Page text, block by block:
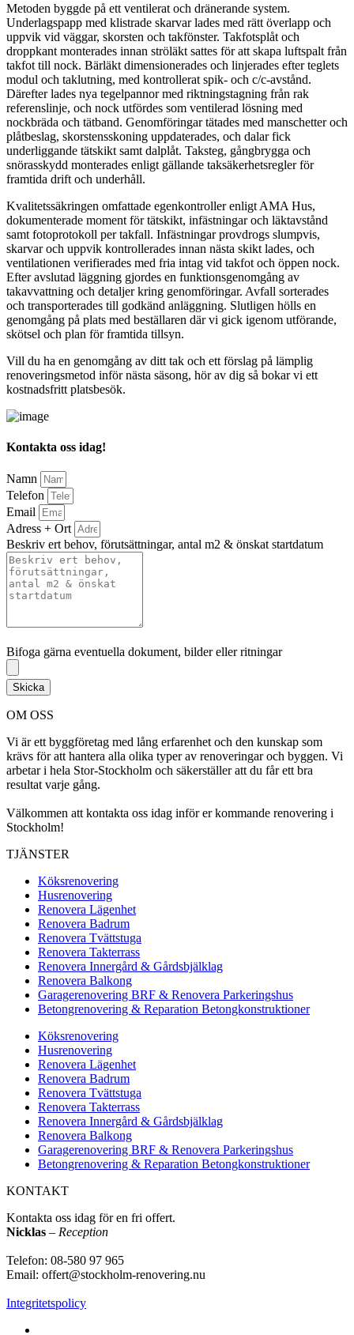
Metoden byggde på ett ventilerat och dränerande system.
Underlagspapp med klistrade skarvar lades med rätt överlapp och
uppvik vid väggar, skorsten och takfönster. Takfotsplåt och
droppkant monterades innan ströläkt sattes för att skapa luftspalt från
takfot till nock. Bärläkt dimensionerades och linjerades efter teglets
modul och taklutning, med kontrollerat spik- och c/c-avstånd.
Därefter lades nya tegelpannor med riktningstagning från rak
referenslinje, och nock utfördes som ventilerad lösning med
nockbräda och tätband. Genomföringar tätades med manschetter och
plåtbeslag, skorstensskoning uppdaterades, och dalar fick
underliggande tätskikt samt dalplåt. Taksteg, gångbrygga och
snörasskydd monterades enligt gällande taksäkerhetsregler för
framtida drift och underhåll.
Kvalitetssäkringen omfattade egenkontroller enligt AMA Hus,
dokumenterade moment för tätskikt, infästningar och läktavstånd
samt fotoprotokoll per takfall. Infästningar provdrogs slumpvis,
skarvar och uppvik kontrollerades innan nästa skikt lades, och
ventilationen verifierades med fria intag vid takfot och öppen nock.
Efter avslutad läggning gjordes en funktionsgenomgång av
takavvattning och detaljer kring genomföringar. Avfall sorterades
och transporterades till godkänd anläggning. Slutligen hölls en
genomgång på plats med beställaren där vi gick igenom utförande,
skötsel och plan för framtida tillsyn.
Vill du ha en genomgång av ditt tak och ett förslag på lämplig
renoveringsmetod inför nästa säsong, hör av dig så bokar vi ett
kostnadsfritt platsbesök.
Kontakta oss idag!
Namn
Telefon
Email
Adress + Ort
Beskriv ert behov, förutsättningar, antal m2 & önskat startdatum
Bifoga gärna eventuella dokument, bilder eller ritningar
Skicka
OM OSS
Vi är ett byggföretag med lång erfarenhet och den kunskap som
krävs för att hantera alla olika typer av renoveringar och byggen. Vi
arbetar i hela Stor-Stockholm och säkerställer att du får ett bra
resultat varje gång.
Välkommen att kontakta oss idag inför er kommande renovering i
Stockholm!
TJÄNSTER
Köksrenovering
Husrenovering
Renovera Lägenhet
Renovera Badrum
Renovera Tvättstuga
Renovera Takterrass
Renovera Innergård & Gårdsbjälklag
Renovera Balkong
Garagerenovering BRF & Renovera Parkeringshus
Betongrenovering & Reparation Betongkonstruktioner
Köksrenovering
Husrenovering
Renovera Lägenhet
Renovera Badrum
Renovera Tvättstuga
Renovera Takterrass
Renovera Innergård & Gårdsbjälklag
Renovera Balkong
Garagerenovering BRF & Renovera Parkeringshus
Betongrenovering & Reparation Betongkonstruktioner
KONTAKT
Kontakta oss idag för en fri offert.
Nicklas – Reception
Telefon: 08-580 97 965
Email: offert@stockholm-renovering.nu
Integritetspolicy